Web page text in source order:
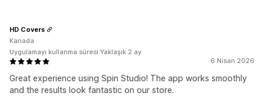
6 Nisan 2026
Great experience using Spin Studio! The app works smoothly
and the results look fantastic on our store.
HD Covers
Kanada
Uygulamayı kullanma süresi:Yaklaşık 2 ay